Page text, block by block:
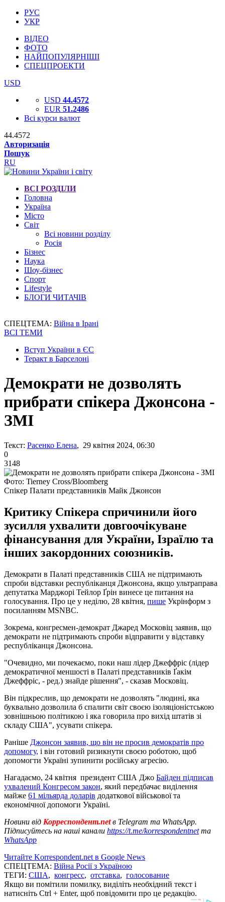
РУС
УКР
ВІДЕО
ФОТО
НАЙПОПУЛЯРНІШІ
СПЕЦПРОЕКТИ
USD
USD 44.4572
EUR 51.2486
Всі курси валют
44.4572
Авторизація
Пошук
RU
ВСІ РОЗДІЛИ
Головна
Україна
Місто
Світ
Всі новини розділу
Росія
Бізнес
Наука
Шоу-бізнес
Спорт
Lifestyle
БЛОГИ ЧИТАЧІВ
СПЕЦТЕМА: Війна в Ірані
ВСІ ТЕМИ
Вступ України в ЄС
Теракт в Барселоні
Демократи не дозволять
прибрати спікера Джонсона -
ЗМІ
Текст: Расенко Елена, 29 квітня 2024, 06:30
0
3148
Фото: Tierney Cross/Bloomberg
Спікер Палати представників Майк Джонсон
Критику Спікера спричинили його
зусилля ухвалити довгоочікуване
фінансування для України, Ізраїлю та
інших закордонних союзників.
Демократи в Палаті представників США не підтримають
спроби відставки республіканця Джонсона, якщо ультраправа
депутатка Марджорі Тейлор Ґрін винесе це питання на
голосування. Про це у неділю, 28 квітня, пише Укрінформ з
посиланням MSNBC.
Зокрема, конгресмен-демократ Джаред Московіц заявив, що
демократи не підтримають спроби відправити у відставку
республіканця Джонсона.
"Очевидно, ми почекаємо, поки наш лідер Джеффріс (лідер
демократичної меншості в Палаті представників Ґакім
Джеффріс, - ред.) знайде рішення", - сказав Московіц.
Він підкреслив, що демократи не дозволять "людині, яка
буквально дозволила б спалити світ своєю ізоляціоністською
зовнішньою політикою і яка говорила про вихід штатів зі
складу США", усувати спікера.
Раніше Джонсон заявив, що він не просив демократів про
допомогу, і він готовий ризикнути своєю роботою, щоб
допомогти Україні зупинити російську агресію.
Нагадаємо, 24 квітня президент США Джо Байден підписав
ухвалений Конгресом закон, який передбачає виділення
майже 61 мільярда доларів додаткової військової та
економічної допомоги Україні.
Новини від Корреспондент.netв Telegram та WhatsApp.
Підписуйтесь на наші канали https://t.me/korrespondentnetта
WhatsApp
Читайте Korrespondent.net в Google News
СПЕЦТЕМА: Війна Росії з Україною
ТЕГИ: США, конгресс, отставка, голосование
Якщо ви помітили помилку, виділіть необхідний текст і
натисніть Ctrl + Enter, щоб повідомити про це редакцію.